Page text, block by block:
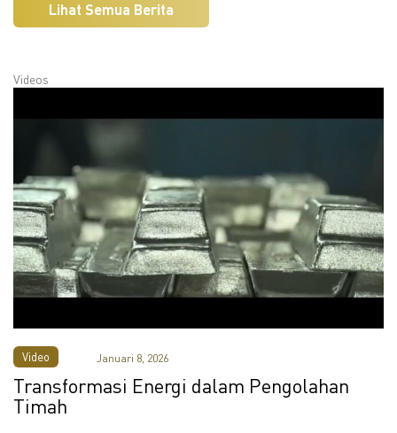
Lihat Semua Berita
Videos
Video
Transformasi Energi dalam Pengolahan
Timah
Januari 8, 2026